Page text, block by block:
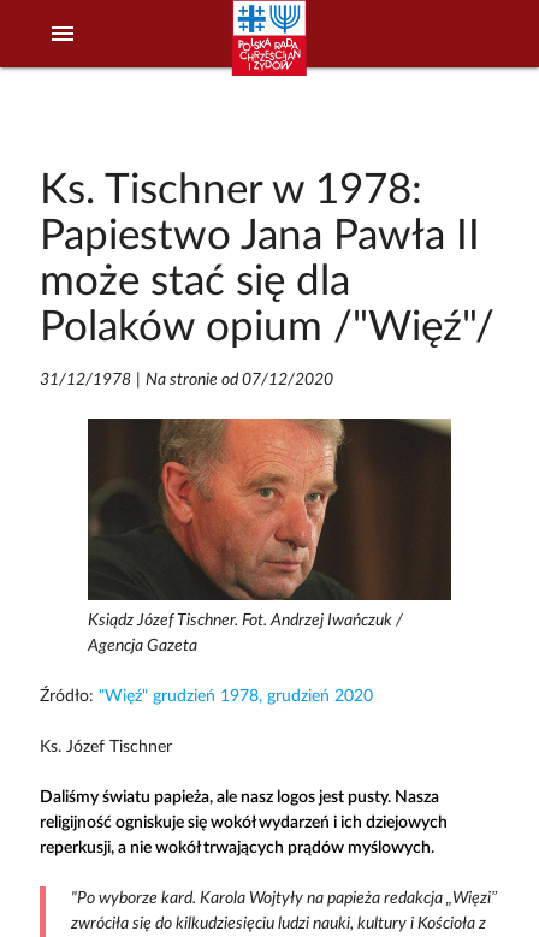
menu
Ks. Tischner w 1978:
Papiestwo Jana Pawła II
może stać się dla
Polaków opium /"Więź"/
31/12/1978| Na stronie od 07/12/2020
Ksiądz Józef Tischner. Fot. Andrzej Iwańczuk /
Agencja Gazeta
Źródło: "Więź" grudzień 1978, grudzień 2020
Ks. Józef Tischner
Daliśmy światu papieża, ale nasz logos jest pusty. Nasza
religijność ogniskuje się wokół wydarzeń i ich dziejowych
reperkusji, a nie wokół trwających prądów myślowych.
"Po wyborze kard. Karola Wojtyły na papieża redakcja „Więzi”
zwróciła się do kilkudziesięciu ludzi nauki, kultury i Kościoła z